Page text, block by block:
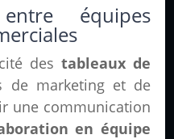
équipes
des tableaux de
de marketing et de
une communication
en équipe